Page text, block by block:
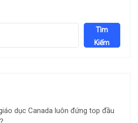
Tìm
Kiếm
dục Canada luôn đứng top đầu